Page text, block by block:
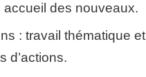
accueil des nouveaux.
: travail thématique et
d’actions.